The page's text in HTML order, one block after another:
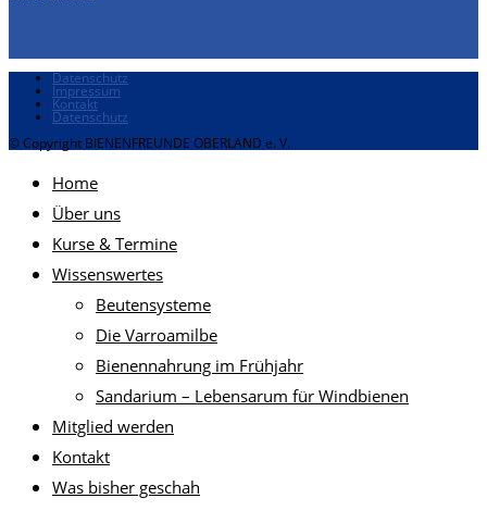
Datenschutz
Impressum
Kontakt
Datenschutz
© Copyright BIENENFREUNDE OBERLAND e. V.
Home
Über uns
Kurse & Termine
Wissenswertes
Beutensysteme
Die Varroamilbe
Bienennahrung im Frühjahr
Sandarium – Lebensarum für Windbienen
Mitglied werden
Kontakt
Was bisher geschah